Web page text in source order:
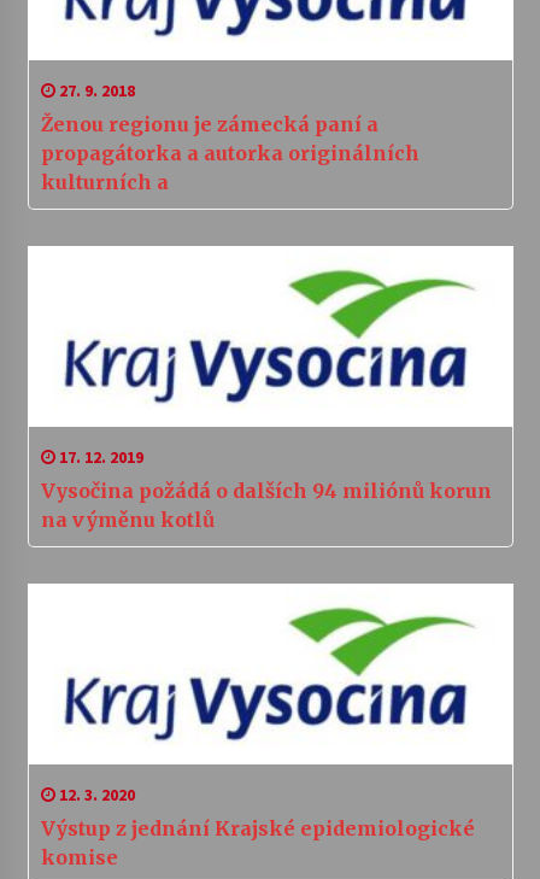
27. 9. 2018
Ženou regionu je zámecká paní a
propagátorka a autorka originálních
kulturních a
17. 12. 2019
Vysočina požádá o dalších 94 miliónů korun
na výměnu kotlů
12. 3. 2020
Výstup z jednání Krajské epidemiologické
komise